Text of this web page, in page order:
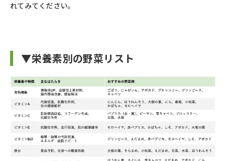
れてみてください。
▼栄養素別の野菜リスト